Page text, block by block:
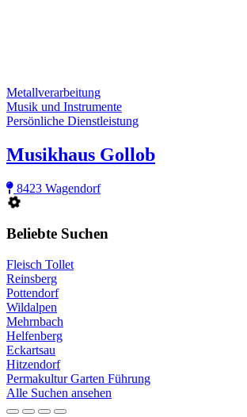
Metallverarbeitung
Musik und Instrumente
Persönliche Dienstleistung
Musikhaus Gollob
8423 Wagendorf
Beliebte Suchen
Fleisch Tollet
Reinsberg
Pottendorf
Wildalpen
Mehrnbach
Helfenberg
Eckartsau
Hitzendorf
Permakultur Garten Führung
Alle Suchen ansehen